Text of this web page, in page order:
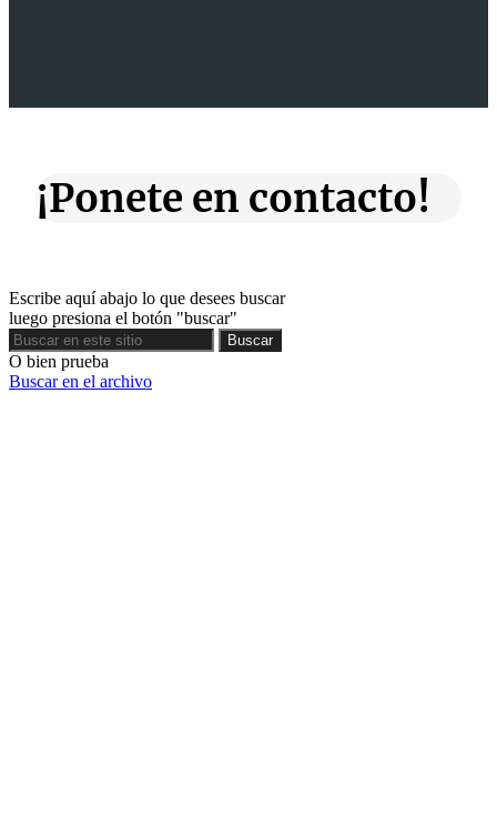
¡Ponete en contacto!
Escribe aquí abajo lo que desees buscar
luego presiona el botón "buscar"
Buscar
Buscar
O bien prueba
Buscar en el archivo